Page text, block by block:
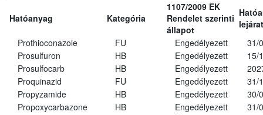
Hatóanyag Kategória
1107/2009 EK
Rendelet szerinti
állapot
Prothioconazole
FU Engedélyezett
31/
Prosulfuron
HB Engedélyezett
15/
Prosulfocarb
HB Engedélyezett
Proquinazid
FU Engedélyezett
31/
Propyzamide
HB Engedélyezett
30/
Propoxycarbazone
HB Engedélyezett
31/